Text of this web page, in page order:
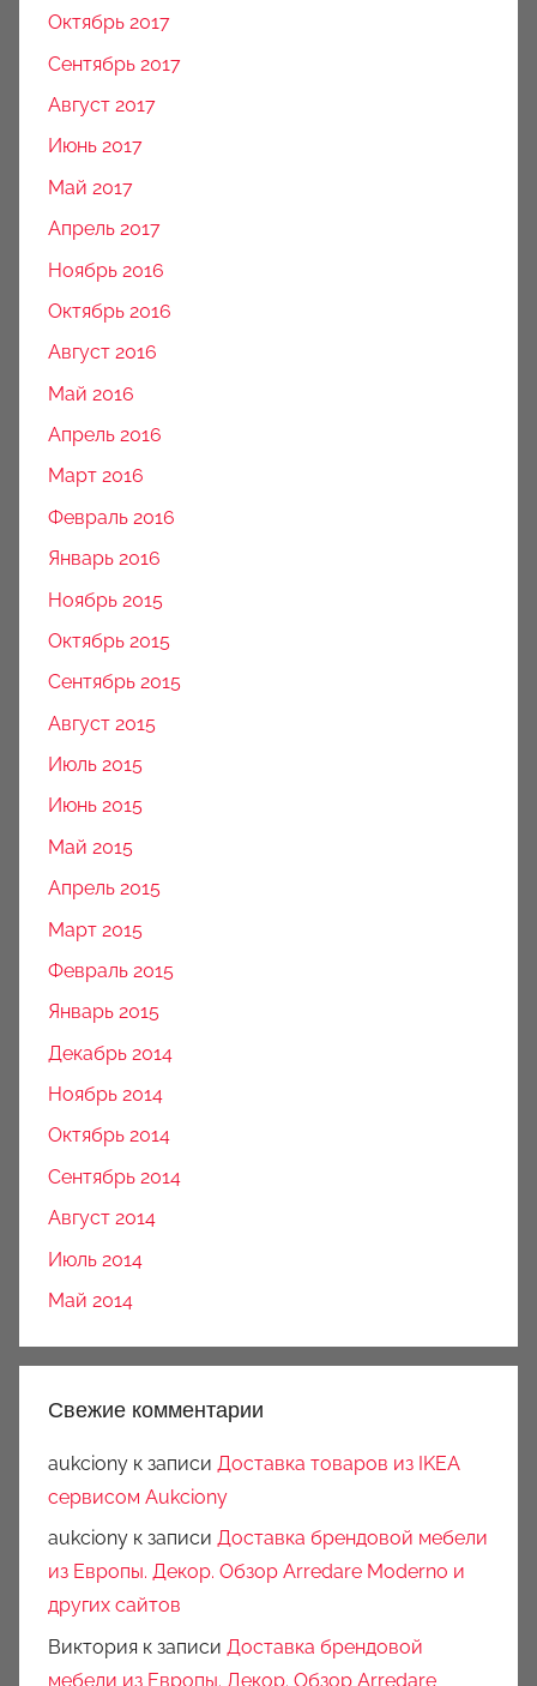
Октябрь 2017
Сентябрь 2017
Август 2017
Июнь 2017
Май 2017
Апрель 2017
Ноябрь 2016
Октябрь 2016
Август 2016
Май 2016
Апрель 2016
Март 2016
Февраль 2016
Январь 2016
Ноябрь 2015
Октябрь 2015
Сентябрь 2015
Август 2015
Июль 2015
Июнь 2015
Май 2015
Апрель 2015
Март 2015
Февраль 2015
Январь 2015
Декабрь 2014
Ноябрь 2014
Октябрь 2014
Сентябрь 2014
Август 2014
Июль 2014
Май 2014
Свежие комментарии
aukciony к записи Доставка товаров из IKEA
сервисом Aukciony
aukciony к записи Доставка брендовой мебели
из Европы. Декор. Обзор Arredare Moderno и
других сайтов
Виктория к записи Доставка брендовой
мебели из Европы. Декор. Обзор Arredare